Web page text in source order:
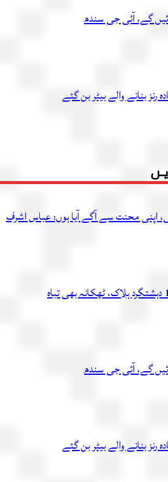
گے، آئی جی سندھ
بنانے والے بیٹر بن گئے
اپنی محنت سے آگے آیا ہوں: عباس اشرف
گے، آئی جی سندھ
بنانے والے بیٹر بن گئے